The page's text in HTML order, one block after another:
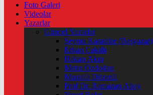
Foto Galeri
Videolar
Yazarlar
Güncel Yazarlar
Şeyma Karateke (Başyazar)
Erkan Çakıllı
Hakan Akın
Metin Özdoğan
Mustafa Düzenli
Prof Dr. Ramazan Abay